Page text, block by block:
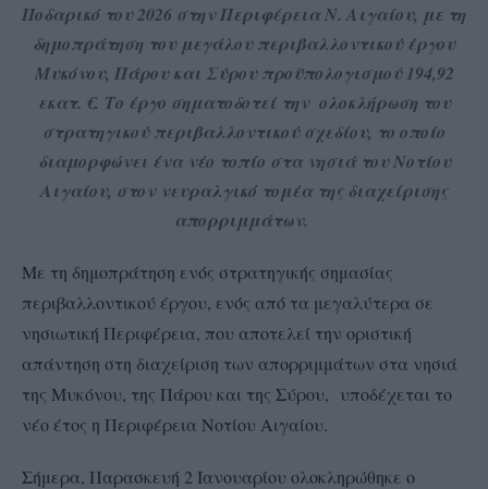
Ποδαρικό του 2026 στην Περιφέρεια Ν. Αιγαίου, με τη
δημοπράτηση του μεγάλου περιβαλλοντικού έργου
Μυκόνου, Πάρου και Σύρου προϋπολογισμού 194,92
εκατ. €. Το έργο σηματοδοτεί την ολοκλήρωση του
στρατηγικού περιβαλλοντικού σχεδίου, το οποίο
διαμορφώνει ένα νέο τοπίο στα νησιά του Νοτίου
Αιγαίου, στον νευραλγικό τομέα της διαχείρισης
απορριμμάτων.
Με τη δημοπράτηση ενός στρατηγικής σημασίας
περιβαλλοντικού έργου, ενός από τα μεγαλύτερα σε
νησιωτική Περιφέρεια, που αποτελεί την οριστική
απάντηση στη διαχείριση των απορριμμάτων στα νησιά
της Μυκόνου, της Πάρου και της Σύρου,
υποδέχεται το
νέο έτος η Περιφέρεια Νοτίου Αιγαίου.
Σήμερα, Παρασκευή 2 Ιανουαρίου ολοκληρώθηκε ο